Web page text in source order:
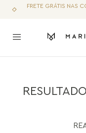
FRETE GRÁTIS NAS